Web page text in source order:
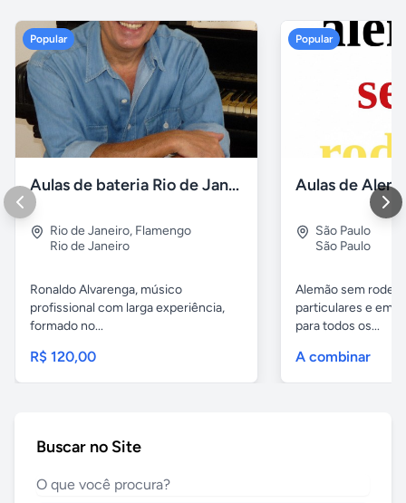
Popular
Aulas de bateria Rio de Janeiro
Rio de Janeiro, Flamengo
Rio de Janeiro
Ronaldo Alvarenga, músico
profissional com larga experiência,
formado no...
R$ 120,00
Popular
São Paulo
São Paulo
Alemão sem
particulares e em
para todos os...
A combinar
Buscar no Site